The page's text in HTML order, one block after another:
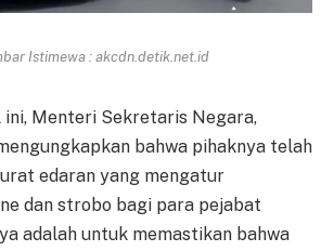
Istimewa : akcdn.detik.net.id
ini, Menteri Sekretaris Negara,
bahwa pihaknya telah
edaran yang mengatur
dan strobo bagi para pejabat
adalah untuk memastikan bahwa